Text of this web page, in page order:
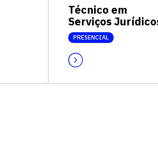
Técnico em
Serviços
PRESENCIAL